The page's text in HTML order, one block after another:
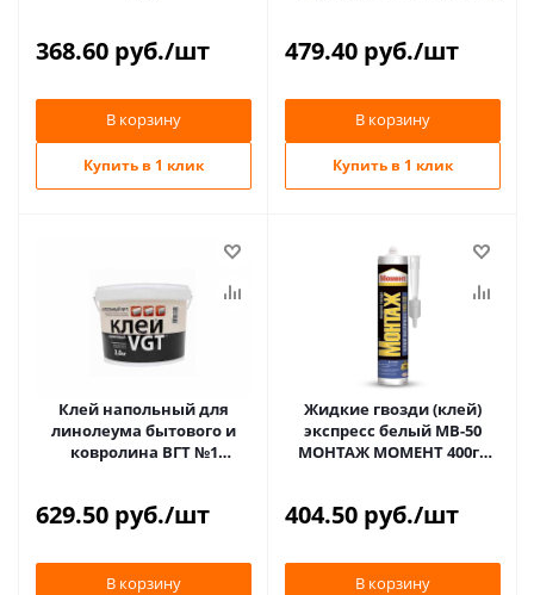
368.60 руб./шт
В корзину
Купить в 1 клик
479.40 руб./шт
В корзину
Купить в 1 клик
Клей напольный для
линолеума бытового и
ковролина ВГТ №1
629.50 руб./шт
В корзину
Жидкие гвозди (клей)
экспресс белый МВ-50
МОНТАЖ МОМЕНТ 400гр
404.50 руб./шт
В корзину